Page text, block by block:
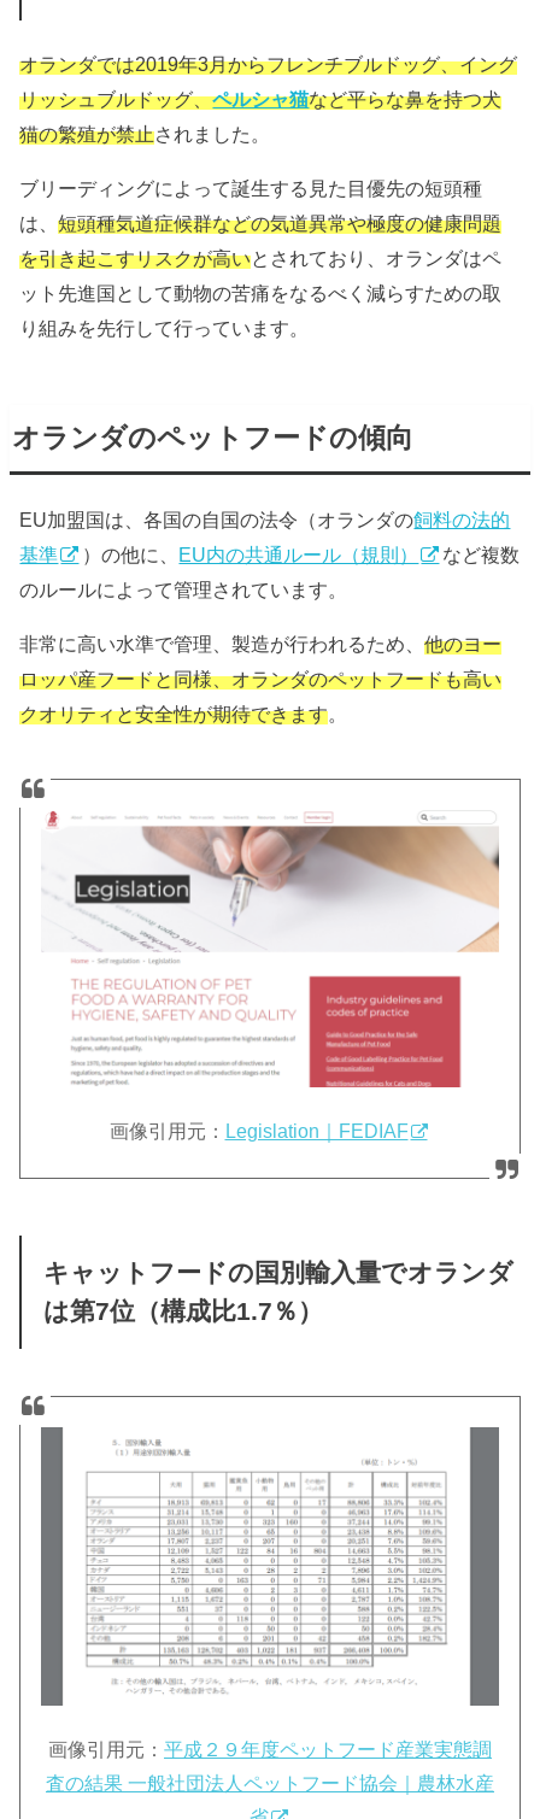
オランダでは2019年3月からフレンチブルドッグ、イング
リッシュブルドッグ、ペルシャ猫など平らな鼻を持つ犬
猫の繁殖が禁止されました。
ブリーディングによって誕生する見た目優先の短頭種
は、短頭種気道症候群などの気道異常や極度の健康問題
を引き起こすリスクが高いとされており、オランダはペ
ット先進国として動物の苦痛をなるべく減らすための取
り組みを先行して行っています。
オランダのペットフードの傾向
EU加盟国は、各国の自国の法令（オランダの飼料の法的
基準
）の他に、 EU内の共通ルール（規則）
など複数
のルールによって管理されています。
非常に高い水準で管理、製造が行われるため、他のヨー
ロッパ産フードと同様、オランダのペットフードも高い
クオリティと安全性が期待できます。
画像引用元： Legislation｜FEDIAF
キャットフードの国別輸入量でオランダ
は第7位（構成比1.7％）
画像引用元： 平成２９年度ペットフード産業実態調
査の結果 一般社団法人ペットフード協会｜農林水産